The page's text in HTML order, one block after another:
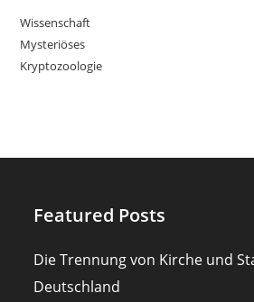
Wissenschaft
Mysteriöses
Kryptozoologie
Featured Posts
Die Trennung von Kirche und
Deutschland